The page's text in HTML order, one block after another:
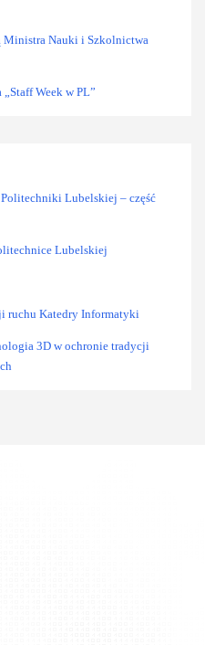
Ministra Nauki i Szkolnictwa
Week w PL”
Lubelskiej – część
Lubelskiej
ruchu Katedry Informatyki
3D w ochronie tradycji